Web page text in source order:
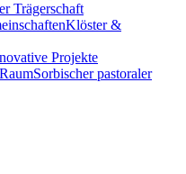
Trägerschaft
Klöster &
Projekte
Sorbischer pastoraler